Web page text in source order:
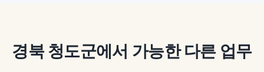
경북 청도군에서 가능한 다른 업무